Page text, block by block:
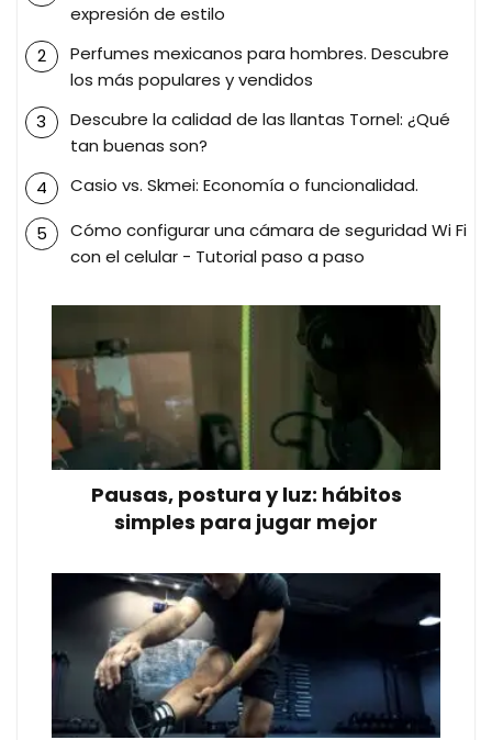
expresión de estilo
Perfumes mexicanos para hombres. Descubre
los más populares y vendidos
Descubre la calidad de las llantas Tornel: ¿Qué
tan buenas son?
Casio vs. Skmei: Economía o funcionalidad.
Cómo configurar una cámara de seguridad Wi Fi
con el celular - Tutorial paso a paso
Pausas, postura y luz: hábitos
simples para jugar mejor